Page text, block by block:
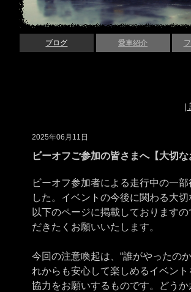
ブログ 愛車紹介
|
2025年06月11日
ビーオフご参加の皆さまへ【大切な
ビーオフ参加者による走行中の一
した。イベントの今後に関わる大切
以下のページに掲載しております
だきたくお願いいたします。
今回の注意喚起は、“誰がやったの
れからも安心して楽しめるイベン
協力をお願いするものです。どう